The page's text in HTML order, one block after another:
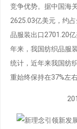
竞争优势。据中国海
2625.03亿美元，约
品服装出口2701.20
年来，我国纺织品服
统计，近年来我国纺
重始终保持在37%左